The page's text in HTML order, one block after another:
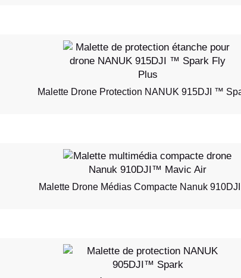
Malette Drone Protection NANUK 915DJI ™
Malette Drone Médias Compacte Nanuk